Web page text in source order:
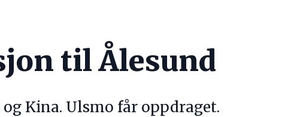
til Ålesund
Kina. Ulsmo får oppdraget.